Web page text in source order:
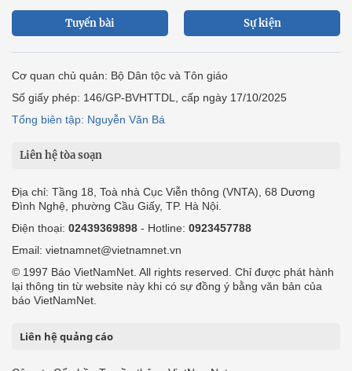
Tuyến bài Sự kiện
Cơ quan chủ quản: Bộ Dân tộc và Tôn giáo
Số giấy phép: 146/GP-BVHTTDL, cấp ngày 17/10/2025
Tổng biên tập: Nguyễn Văn Bá
Liên hệ tòa soạn
Địa chỉ: Tầng 18, Toà nhà Cục Viễn thông (VNTA), 68 Dương
Đình Nghệ, phường Cầu Giấy, TP. Hà Nội.
Điện thoại: 02439369898 - Hotline: 0923457788
Email: vietnamnet@vietnamnet.vn
© 1997 Báo VietNamNet. All rights reserved. Chỉ được phát hành
lại thông tin từ website này khi có sự đồng ý bằng văn bản của
báo VietNamNet.
Liên hệ quảng cáo